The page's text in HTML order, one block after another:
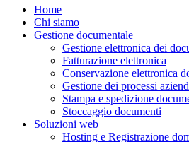
Home
Chi siamo
Gestione documentale
Gestione elettronica dei
Fatturazione elettronica
Conservazione elettronica
Gestione dei processi
Stampa e spedizione
Stoccaggio documenti
Soluzioni web
Hosting e Registrazione